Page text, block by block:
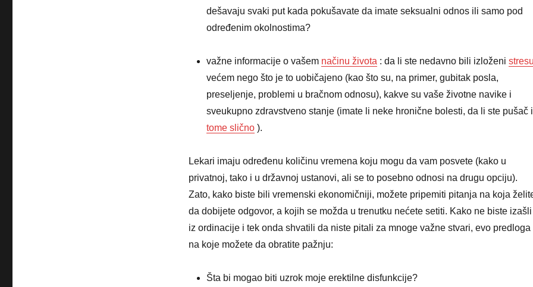
dešavaju svaki put kada pokušavate da imate seksualni odnos ili samo pod
određenim okolnostima?
važne informacije o vašem načinu života : da li ste nedavno bili izloženi
većem nego što je to uobičajeno (kao što su, na primer, gubitak posla,
preseljenje, problemi u bračnom odnosu), kakve su vaše životne navike i
sveukupno zdravstveno stanje (imate li neke hronične bolesti, da li ste pušač i
tome slično).
Lekari imaju određenu količinu vremena koju mogu da vam posvete (kako u
privatnoj, tako i u državnoj ustanovi, ali se to posebno odnosi na drugu opciju).
Zato, kako biste bili vremenski ekonomičniji, možete pripemiti pitanja na koja
da dobijete odgovor, a kojih se možda u trenutku nećete setiti. Kako ne biste izašli
iz ordinacije i tek onda shvatili da niste pitali za mnoge važne stvari, evo predloga
na koje možete da obratite pažnju:
Šta bi mogao biti uzrok moje erektilne disfunkcije?